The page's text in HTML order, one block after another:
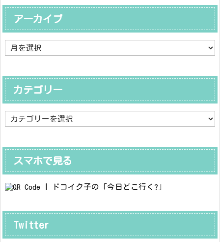
アーカイブ
ア
ー
ブ
カテゴリー
テ
ー
スマホで見る
Twitter